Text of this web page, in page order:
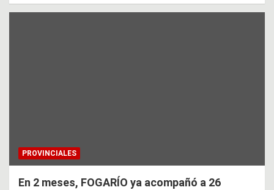
PROVINCIALES
En 2 meses, FOGARÍO ya acompañó a 26